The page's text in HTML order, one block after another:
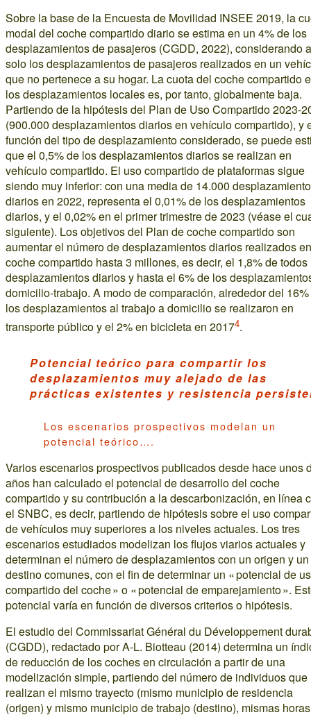
Sobre la base de la Encuesta de Movilidad INSEE 2019, la
modal del coche compartido diario se estima en un 4% de los
desplazamientos de pasajeros (CGDD, 2022), considerando
solo los desplazamientos de pasajeros realizados en un
que no pertenece a su hogar. La cuota del coche compartido
los desplazamientos locales es, por tanto, globalmente baja.
Partiendo de la hipótesis del Plan de Uso Compartido 2023-
(900.000 desplazamientos diarios en vehículo compartido), y
función del tipo de desplazamiento considerado, se puede
que el 0,5% de los desplazamientos diarios se realizan en
vehículo compartido. El uso compartido de plataformas sigue
siendo muy inferior: con una media de 14.000
diarios en 2022, representa el 0,01% de los desplazamientos
diarios, y el 0,02% en el primer trimestre de 2023 (véase el
siguiente). Los objetivos del Plan de coche compartido son
aumentar el número de desplazamientos diarios realizados en
coche compartido hasta 3 millones, es decir, el 1,8% de todos
desplazamientos diarios y hasta el 6% de los
domicilio-trabajo. A modo de comparación, alrededor del
los desplazamientos al trabajo a domicilio se realizaron en
transporte público y el 2% en bicicleta en 20174.
Potencial teórico para compartir los
desplazamientos muy alejado de las
prácticas existentes y resistencia
Los escenarios prospectivos modelan un
potencial teórico….
Varios escenarios prospectivos publicados desde hace unos
años han calculado el potencial de desarrollo del coche
compartido y su contribución a la descarbonización, en línea
el SNBC, es decir, partiendo de hipótesis sobre el uso
de vehículos muy superiores a los niveles actuales. Los tres
escenarios estudiados modelizan los flujos viarios actuales y
determinan el número de desplazamientos con un origen y un
destino comunes, con el fin de determinar un « potencial de
compartido del coche » o « potencial de emparejamiento ».
potencial varía en función de diversos criterios o hipótesis.
El estudio del Commissariat Général du Développement
(CGDD), redactado por A-L. Biotteau (2014) determina un
de reducción de los coches en circulación a partir de una
modelización simple, partiendo del número de individuos que
realizan el mismo trayecto (mismo municipio de residencia
(origen) y mismo municipio de trabajo (destino), mismas